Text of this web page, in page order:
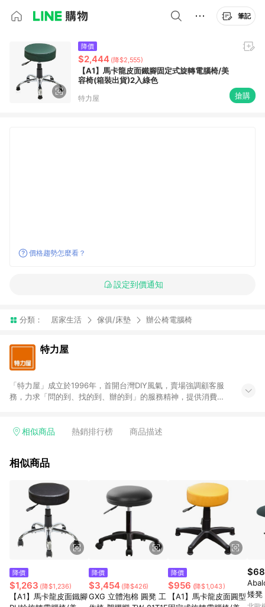
筆記
降價
$2,444 (降$2,555)
【A1】馬卡龍皮面鐵腳固定式旋轉電腦椅/美
容椅(箱裝出貨)2入綠色
特力屋 搶購
價格趨勢怎麼看？
設定到價通知
分類： 居家生活 傢俱/床墊 辦公椅電腦椅
特力屋
「特力屋」成立於1996年，首開台灣DIY風氣，賣場強調顧客服
務，力求「問的到、找的到、辦的到」的服務精神，提供消費者
客找到居家修繕、佈置或裝潢時所需；另外，在各家分店內規劃
等各方面進行整合，提升服務質感，期望每一位來店顧客，能輕
結帳流程(Easy to buy)、每次到「特力屋」購物都能得到新的啟
發與靈感(Exciting experience)，同時持續提供消費者居家修繕
最佳解決方案，以創造優質居家環境為首要目標，成為消費者打
造幸福家園時的優先選擇。
相似商品 熱銷排行榜 商品描述
相似商品
降價
$1,263 (降$1,236)
【A1】馬卡龍皮面鐵腳
降價
$3,454 (降$426)
GXG 立體泡棉 圓凳 工
降價
$956 (降$1,043)
【A1】馬卡龍皮面圓型矮凳